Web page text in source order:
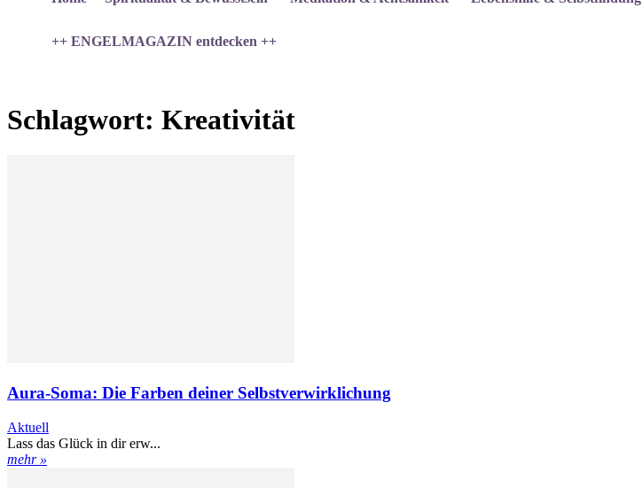
++ ENGELMAGAZIN entdecken ++
Schlagwort: Kreativität
Aura-Soma: Die Farben deiner Selbstverwirklichung
Aktuell
Lass das Glück in dir erw...
mehr »